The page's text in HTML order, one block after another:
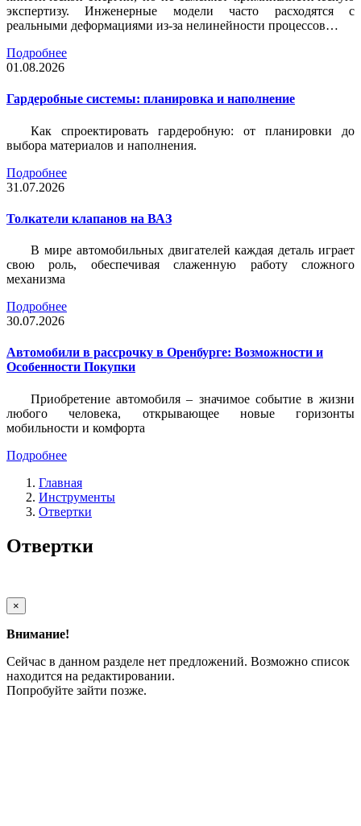
экспертизу. Инженерные модели часто расходятся с
реальными деформациями из-за нелинейности процессов…
Подробнее
01.08.2026
Гардеробные системы: планировка и наполнение
Как спроектировать гардеробную: от планировки до
выбора материалов и наполнения.
Подробнее
31.07.2026
Толкатели клапанов на ВАЗ
В мире автомобильных двигателей каждая деталь играет
свою роль, обеспечивая слаженную работу сложного
механизма
Подробнее
30.07.2026
Автомобили в рассрочку в Оренбурге: Возможности и
Особенности Покупки
Приобретение автомобиля – значимое событие в жизни
любого человека, открывающее новые горизонты
мобильности и комфорта
Подробнее
Главная
Инструменты
Отвертки
Отвертки
×
Внимание!
Сейчас в данном разделе нет предложений. Возможно список
находится на редактировании.
Попробуйте зайти позже.